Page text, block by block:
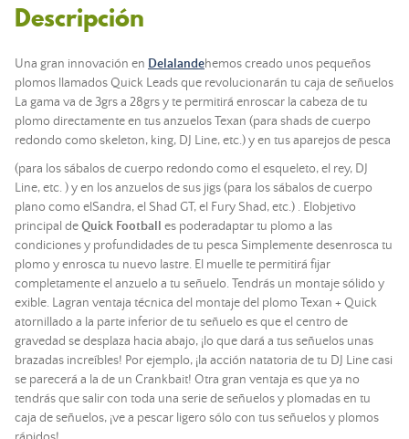
Descripción
Una gran innovación en Delalandehemos creado unos pequeños
plomos llamados Quick Leads que revolucionarán tu caja de señuelos
La gama va de 3grs a 28grs y te permitirá enroscar la cabeza de tu
plomo directamente en tus anzuelos Texan (para shads de cuerpo
redondo como skeleton, king, DJ Line, etc.) y en tus aparejos de pesca
(para los sábalos de cuerpo redondo como el esqueleto,el rey, DJ
Line, etc. ) y en los anzuelos de sus jigs (para los sábalosde cuerpo
plano como el Sandra, el Shad GT, el Fury Shad, etc.) . Elobjetivo
principal deQuick Football es poderadaptar tu plomo a las
condiciones y profundidades de tu pesca Simplemente desenrosca tu
plomo y enrosca tu nuevo lastre. El muelle te permitirá fijar
completamenteel anzuelo a tu señuelo. Tendrás un montaje sólido y
exible. Lagran ventaja técnica del montaje del plomo Texan + Quick
atornillado a la parte inferior de tu señuelo es que el centro de
gravedad se desplaza hacia abajo, ¡lo que dará a tus señuelos unas
brazadas increíbles! Por ejemplo, ¡la acción natatoria de tu DJ Line casi
se parecerá a la de un Crankbait! Otra gran ventaja es queya no
tendrás que salir con toda una serie de señuelos y plomadas en tu
caja de señuelos, ¡ve a pescar ligero sólo con tus señuelos y plomos